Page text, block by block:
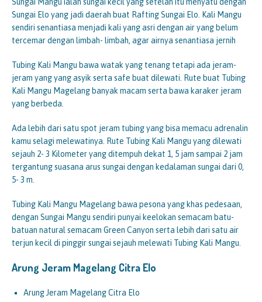
Sungai Mangu ialah sungai kecil yang setelah itu menyatu dengan
Sungai Elo yang jadi daerah buat Rafting Sungai Elo. Kali Mangu
sendiri senantiasa menjadi kali yang asri dengan air yang belum
tercemar dengan limbah- limbah, agar airnya senantiasa jernih
Tubing Kali Mangu bawa watak yang tenang tetapi ada jeram-
jeram yang yang asyik serta safe buat dilewati. Rute buat Tubing
Kali Mangu Magelang banyak macam serta bawa karaker jeram
yang berbeda.
Ada lebih dari satu spot jeram tubing yang bisa memacu adrenalin
kamu selagi melewatinya. Rute Tubing Kali Mangu yang dilewati
sejauh 2- 3 Kilometer yang ditempuh dekat 1, 5 jam sampai 2 jam
tergantung suasana arus sungai dengan kedalaman sungai dari 0,
5- 3 m.
Tubing Kali Mangu Magelang bawa pesona yang khas pedesaan,
dengan Sungai Mangu sendiri punyai keelokan semacam batu-
batuan natural semacam Green Canyon serta lebih dari satu air
terjun kecil di pinggir sungai sejauh melewati Tubing Kali Mangu.
Arung Jeram Magelang Citra Elo
Arung Jeram Magelang Citra Elo